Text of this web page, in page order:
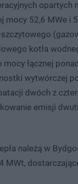
opartych
mocy 52,6 MWe i
kotła
łącznej
wytwórczej
dwóch z
emisji
należą w
MWt,